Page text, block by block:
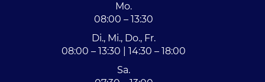
Mo.
08:00 – 13:30
Di., Mi., Do., Fr.
08:00 – 13:30 | 14:30 – 18:00
Sa.